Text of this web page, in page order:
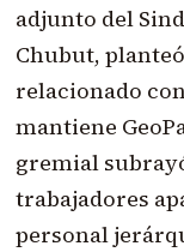
adjunto del
Chubut,
relacionado
mantiene
gremial
trabajadores
personal